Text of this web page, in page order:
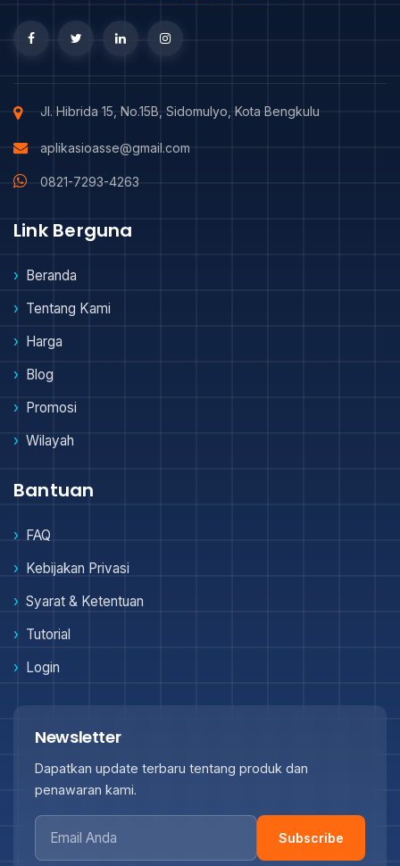
Jl. Hibrida 15, No.15B, Sidomulyo, Kota Bengkulu
aplikasioasse@gmail.com
0821-7293-4263
Link Berguna
Beranda
Tentang Kami
Harga
Blog
Promosi
Wilayah
Bantuan
FAQ
Kebijakan Privasi
Syarat & Ketentuan
Tutorial
Login
Newsletter
Dapatkan update terbaru tentang produk dan
penawaran kami.
Subscribe